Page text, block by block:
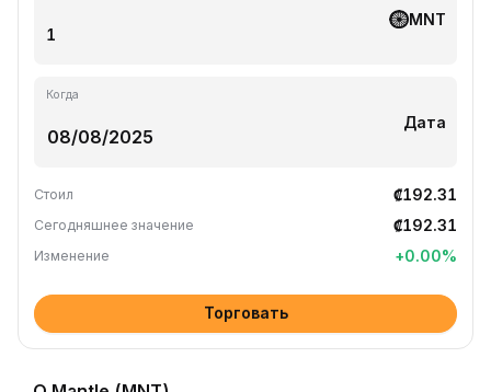
MNT
Когда
Дата
Стоил ₡192.31
Сегодняшнее значение ₡192.31
Изменение +0.00%
Торговать